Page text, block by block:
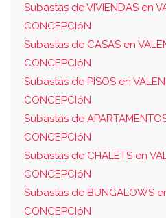
Subastas de VIVIENDAS en
CONCEPCIóN
Subastas de CASAS en
CONCEPCIóN
Subastas de PISOS en
CONCEPCIóN
Subastas de
CONCEPCIóN
Subastas de CHALETS en
CONCEPCIóN
Subastas de BUNGALOWS
CONCEPCIóN